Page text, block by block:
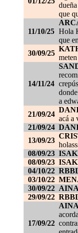
que
11/10/25 Hola
que
30/09/25
14/11/24
a
21/09/24
acá a
21/09/24
13/09/23
08/09/23
08/09/23
04/10/22
03/10/22
30/09/22
29/09/22
17/09/22